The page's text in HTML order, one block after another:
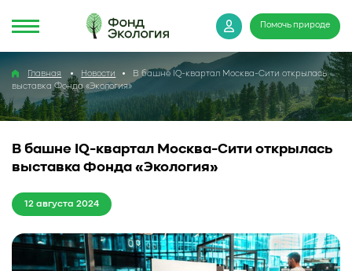
Помочь природе
Главная Новости
В башне IQ-квартал Москва-Сити открылась
выставка Фонда «Экология»
В башне IQ-квартал Москва-Сити открылась
выставка Фонда «Экология»
12 августа 2024